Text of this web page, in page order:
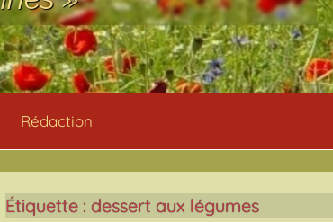
Rédaction
Étiquette : dessert aux légumes